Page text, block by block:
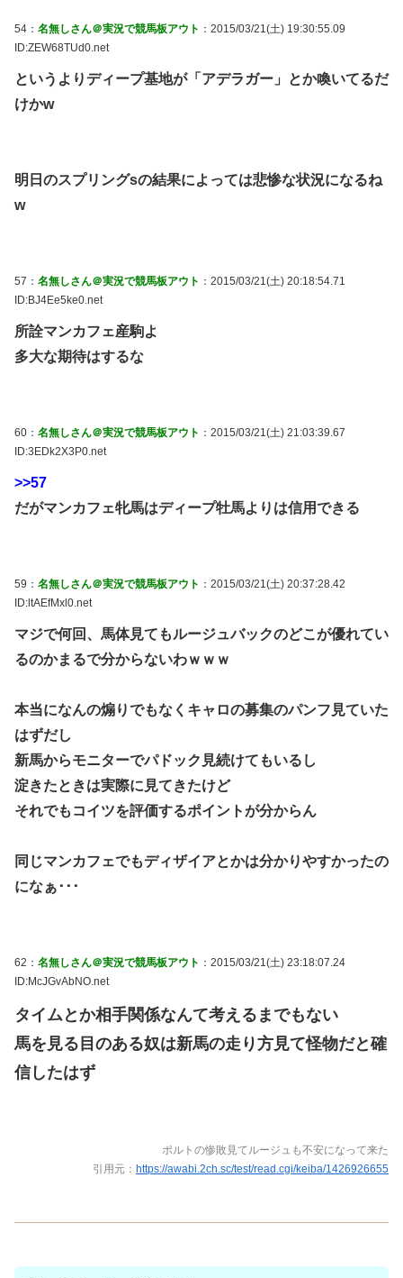
54： 名無しさん＠実況で競馬板アウト ：2015/03/21(土) 19:30:55.09
ID:ZEW68TUd0.net
というよりディープ基地が「アデラガー」とか喚いてるだ
けかw
明日のスプリングsの結果によっては悲惨な状況になるね
w
57： 名無しさん＠実況で競馬板アウト ：2015/03/21(土) 20:18:54.71
ID:BJ4Ee5ke0.net
所詮マンカフェ産駒よ
多大な期待はするな
60： 名無しさん＠実況で競馬板アウト ：2015/03/21(土) 21:03:39.67
ID:3EDk2X3P0.net
>>57
だがマンカフェ牝馬はディープ牡馬よりは信用できる
59： 名無しさん＠実況で競馬板アウト ：2015/03/21(土) 20:37:28.42
ID:ltAEfMxl0.net
マジで何回、馬体見てもルージュバックのどこが優れてい
るのかまるで分からないわｗｗｗ
本当になんの煽りでもなくキャロの募集のパンフ見ていた
はずだし
新馬からモニターでパドック見続けてもいるし
淀きたときは実際に見てきたけど
それでもコイツを評価するポイントが分からん
同じマンカフェでもディザイアとかは分かりやすかったの
になぁ･･･
62： 名無しさん＠実況で競馬板アウト ：2015/03/21(土) 23:18:07.24
ID:McJGvAbNO.net
タイムとか相手関係なんて考えるまでもない
馬を見る目のある奴は新馬の走り方見て怪物だと確
信したはず
ポルトの惨敗見てルージュも不安になって来た
引用元： https://awabi.2ch.sc/test/read.cgi/keiba/1426926655